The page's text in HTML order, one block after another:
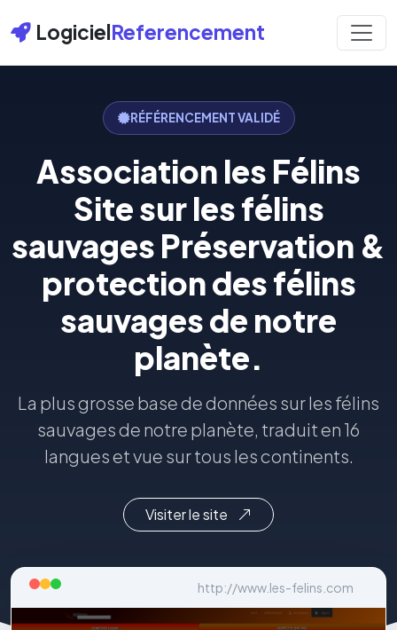
LogicielReferencement
RÉFÉRENCEMENT VALIDÉ
Association les Félins
Site sur les félins
sauvages Préservation &
protection des félins
sauvages de notre
planète.
La plus grosse base de données sur les félins
sauvages de notre planète, traduit en 16
langues et vue sur tous les continents.
Visiter le site
http://www.les-felins.com